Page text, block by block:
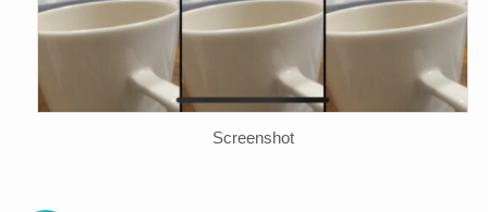
Screenshot